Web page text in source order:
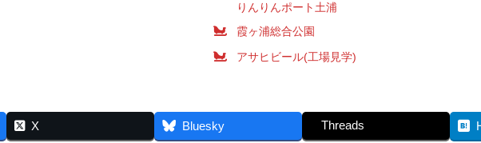
りんりんポート土浦
霞ヶ浦総合公園
アサヒビール(工場見学)
X Bluesky Threads